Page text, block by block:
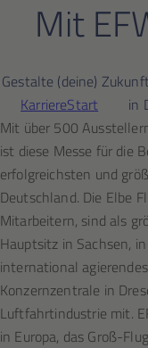
Mit
Gestalte (deine)
KarriereStart
in
Mit über 500
ist diese Messe für die
erfolgreichsten und
Deutschland. Die Elbe
Mitarbeitern, sind als
Hauptsitz in Sachsen,
international
Konzernzentrale in
Luftfahrtindustrie mit.
in Europa, das Groß-